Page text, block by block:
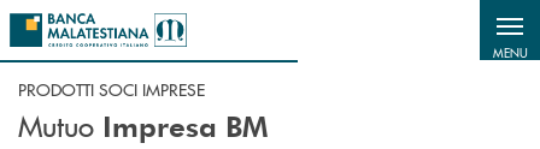
Salta al contenuto principale
MENU
PRODOTTI SOCI IMPRESE
Mutuo Impresa BM